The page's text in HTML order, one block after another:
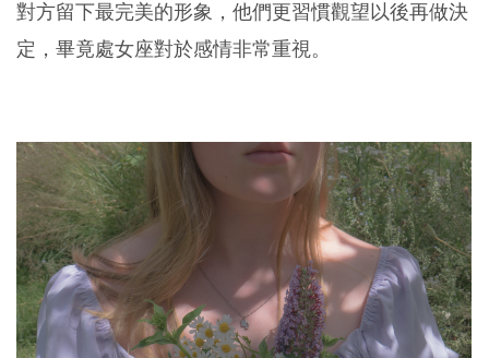
對方留下最完美的形象，他們更習慣觀望以後再做決
定，畢竟處女座對於感情非常重視。